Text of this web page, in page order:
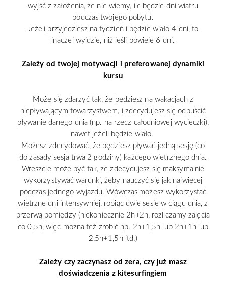
wyjść z założenia, że nie wiemy, ile będzie dni wiatru
podczas twojego pobytu.
Jeżeli przyjedziesz na tydzień i będzie wiało 4 dni, to
inaczej wyjdzie, niż jeśli powieje 6 dni.
Zależy od twojej motywacji i preferowanej dynamiki
kursu
Może się zdarzyć tak, że będziesz na wakacjach z
niepływającym towarzystwem, i zdecydujesz się odpuścić
pływanie danego dnia (np. na rzecz całodniowej wycieczki),
nawet jeżeli będzie wiało.
Możesz zdecydować, że będziesz pływać jedną sesję (co
do zasady sesja trwa 2 godziny) każdego wietrznego dnia.
Wreszcie może być tak, że zdecydujesz się maksymalnie
wykorzystywać warunki, żeby nauczyć się jak najwięcej
podczas jednego wyjazdu. Wówczas możesz wykorzystać
wietrzne dni intensywniej, robiąc dwie sesje w ciągu dnia, z
przerwą pomiędzy (niekoniecznie 2h+2h, rozliczamy zajęcia
co 0,5h, więc można też zrobić np. 2h+1,5h lub 2h+1h lub
2,5h+1,5h itd.)
Zależy czy zaczynasz od zera, czy już masz
doświadczenia z kitesurfingiem